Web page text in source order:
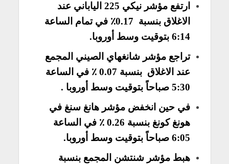
ارتفع مؤشر نيكي 225 الياباني عند
الاغلاق بنسبة 0.17٪ في تمام الساعة
6:14 بتوقيت وسط أوروبا.
تراجع مؤشر شانغهاي الصيني المجمع
عند الاغلاق بنسبة 0.07 ٪ في الساعة
5:30 صباحاً بتوقيت وسط أوروبا .
في حين انخفض مؤشر هانغ سنغ في
هونغ كونغ بنسبة 0.26 ٪ في الساعة
6:05 صباحاً بتوقيت وسط أوروبا.
هبط مؤشر شنتشن المجمع بنسبة